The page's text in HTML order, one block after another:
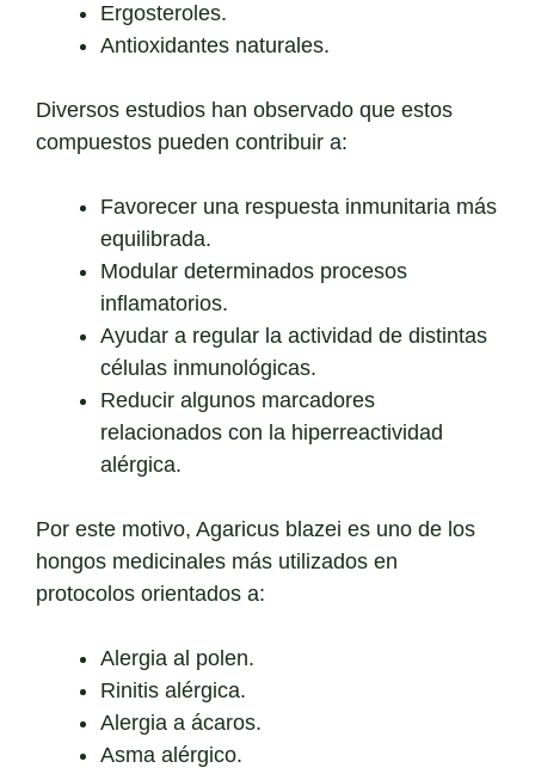
Ergosteroles.
Antioxidantes naturales.
Diversos estudios han observado que estos
compuestos pueden contribuir a:
Favorecer una respuesta inmunitaria más
equilibrada.
Modular determinados procesos
inflamatorios.
Ayudar a regular la actividad de distintas
células inmunológicas.
Reducir algunos marcadores
relacionados con la hiperreactividad
alérgica.
Por este motivo, Agaricus blazei es uno de los
hongos medicinales más utilizados en
protocolos orientados a:
Alergia al polen.
Rinitis alérgica.
Alergia a ácaros.
Asma alérgico.